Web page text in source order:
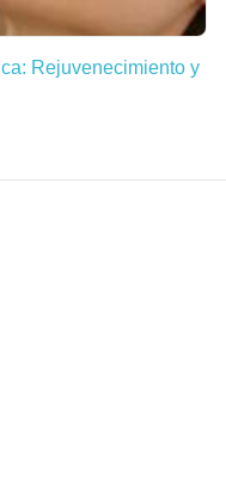
Rejuvenecimiento y